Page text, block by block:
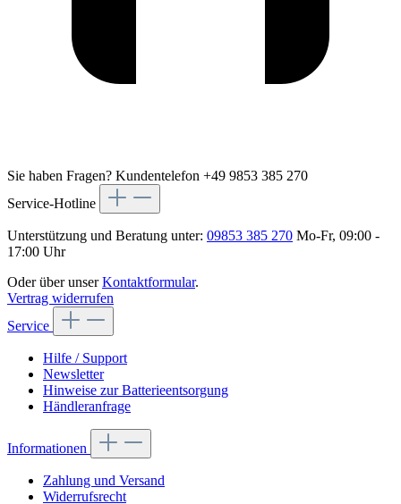
Sie haben Fragen? Kundentelefon +49 9853 385 270
Service-Hotline
Unterstützung und Beratung unter: 09853 385 270 Mo-Fr, 09:00 -
17:00 Uhr
Oder über unserKontaktformular.
Vertrag widerrufen
Service
Hilfe / Support
Newsletter
Hinweise zur Batterieentsorgung
Händleranfrage
Informationen
Zahlung und Versand
Widerrufsrecht